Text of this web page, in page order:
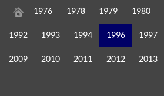
1976 1978 1979 1980
1992 1993 1994 1996 1997
2009 2010 2011 2012 2013